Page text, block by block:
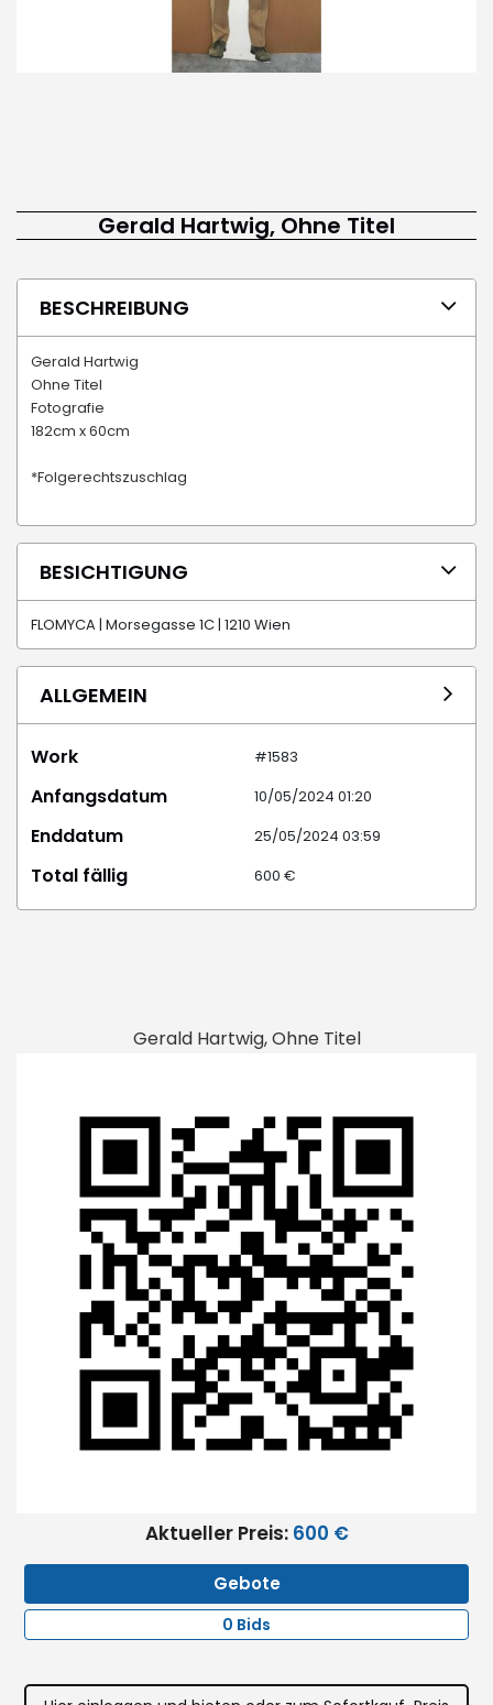
Gerald Hartwig, Ohne Titel
BESCHREIBUNG
Gerald Hartwig
Ohne Titel
Fotografie
182cm x 60cm
*Folgerechtszuschlag
BESICHTIGUNG
FLOMYCA | Morsegasse 1C | 1210 Wien
ALLGEMEIN
Work #1583
Anfangsdatum 10/05/2024 01:20
Enddatum 25/05/2024 03:59
Total fällig 600 €
Gerald Hartwig, Ohne Titel
Aktueller Preis: 600 €
Gebote
0 Bids